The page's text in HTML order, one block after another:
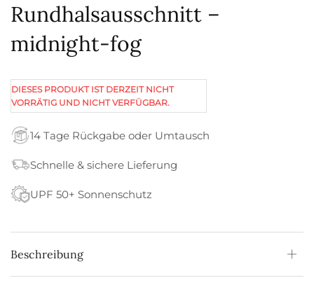
Rundhalsausschnitt –
midnight-fog
DIESES PRODUKT IST DERZEIT NICHT
VORRÄTIG UND NICHT VERFÜGBAR.
14 Tage Rückgabe oder Umtausch
Schnelle & sichere Lieferung
UPF 50+ Sonnenschutz
Beschreibung